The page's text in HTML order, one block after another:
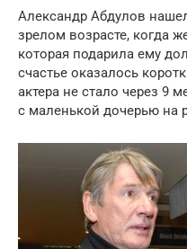
Александр Абдулов
зрелом возрасте, когда
которая подарила ему
счастье оказалось
актера не стало через 9
с маленькой дочерью на